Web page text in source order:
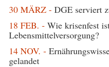
30 MÄRZ - DGE serviert
18 FEB. - Wie krisenfest
Lebensmittelversorgung?
14 NOV. -
gelandet